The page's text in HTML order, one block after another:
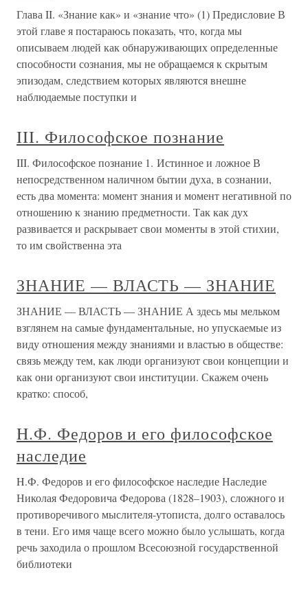
Глава II. «Знание как» и «знание что» (1) Предисловие В
этой главе я постараюсь показать, что, когда мы
описываем людей как обнаруживающих определенные
способности сознания, мы не обращаемся к скрытым
эпизодам, следствием которых являются внешне
наблюдаемые поступки и
III. Философское познание
III. Философское познание 1. Истинное и ложное В
непосредственном наличном бытии духа, в сознании,
есть два момента: момент знания и момент негативной по
отношению к знанию предметности. Так как дух
развивается и раскрывает свои моменты в этой стихии,
то им свойственна эта
ЗНАНИЕ — ВЛАСТЬ — ЗНАНИЕ
ЗНАНИЕ — ВЛАСТЬ — ЗНАНИЕ А здесь мы мельком
взглянем на самые фундаментальные, но упускаемые из
виду отношения между знаниями и властью в обществе:
связь между тем, как люди организуют свои концепции и
как они организуют свои институции. Скажем очень
кратко: способ,
H.Ф. Федоров и его философское
наследие
H.Ф. Федоров и его философское наследие Наследие
Николая Федоровича Федорова (1828–1903), сложного и
противоречивого мыслителя-утописта, долго оставалось
в тени. Его имя чаще всего можно было услышать, когда
речь заходила о прошлом Всесоюзной государственной
библиотеки